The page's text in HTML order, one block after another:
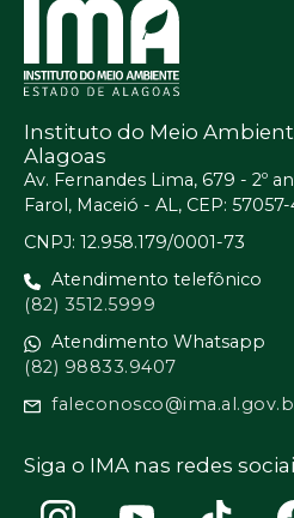
Instituto do Meio
Alagoas
Av. Fernandes Lima, 679 - 2º
Farol, Maceió - AL, CEP:
CNPJ: 12.958.179/0001-73
Atendimento telefônico
(82) 3512.5999
Atendimento Whatsapp
(82) 98833.9407
Siga o IMA nas redes